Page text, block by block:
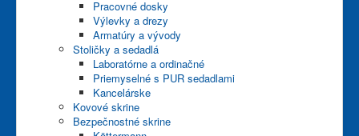
Pracovné dosky
Výlevky a drezy
Armatúry a vývody
Stoličky a sedadlá
Laboratórne a ordinačné
Priemyselné s PUR sedadlami
Kancelárske
Kovové skrine
Bezpečnostné skrine